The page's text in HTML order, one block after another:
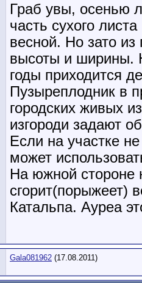
Граб увы, осенью
часть сухого
весной. Но зато
высоты и ширины.
годы приходится
Пузыреплодник в
городских живых
изгороди задают
Если на участке
может
На южной стороне
сгорит(порыжеет)
Катальпа. Ауреа
Gala081962 (17.08.2011)